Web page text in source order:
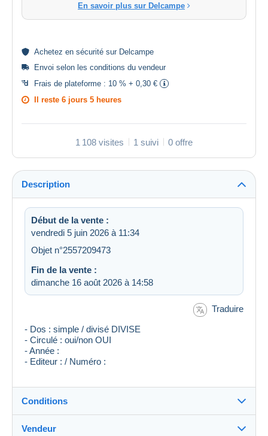
En savoir plus sur Delcampe
Achetez en sécurité sur Delcampe
Envoi selon les conditions du vendeur
Frais de plateforme : 10 % + 0,30 €
Il reste 6 jours 5 heures
1 108 visites 1 suivi 0 offre
Description
Début de la vente :
vendredi 5 juin 2026 à 11:34
Objet n°2557209473
Fin de la vente :
dimanche 16 août 2026 à 14:58
Traduire
- Dos : simple / divisé DIVISE
- Circulé : oui/non OUI
- Année :
- Editeur : / Numéro :
Conditions
Vendeur